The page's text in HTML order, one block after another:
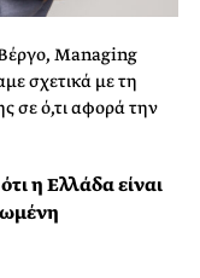
Managing
σχετικά με τη
σε ό,τι αφορά την
η Ελλάδα είναι